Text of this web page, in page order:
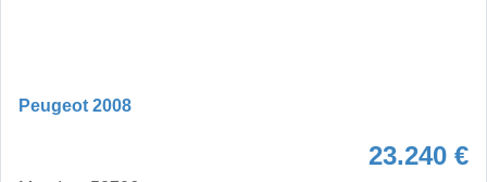
Peugeot 2008
23.240 €